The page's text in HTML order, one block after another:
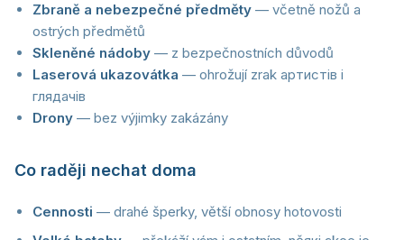
Zbraně a nebezpečné předměty — včetně nožů a
ostrých předmětů
Skleněné nádoby — z bezpečnostních důvodů
Laserová ukazovátka — ohrožují zrak артистів i
глядачів
Drony — bez výjimky zakázány
Co raději nechat doma
Cennosti — drahé šperky, větší obnosy hotovosti